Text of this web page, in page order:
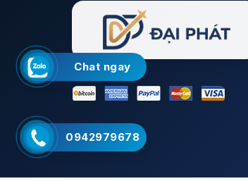
0942979678
Chat ngay